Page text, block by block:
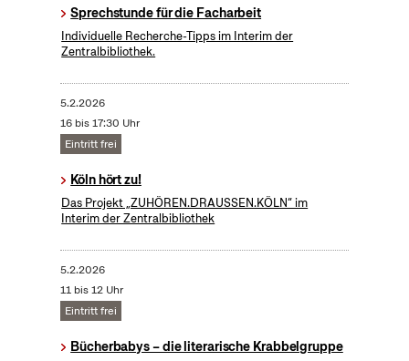
Sprechstunde für die Facharbeit
Individuelle Recherche-Tipps im Interim der
Zentralbibliothek.
5.2.2026
16 bis 17:30 Uhr
Eintritt frei
Köln hört zu!
Das Projekt „ZUHÖREN.DRAUSSEN.KÖLN“ im
Interim der Zentralbibliothek
5.2.2026
11 bis 12 Uhr
Eintritt frei
Bücherbabys – die literarische Krabbelgruppe